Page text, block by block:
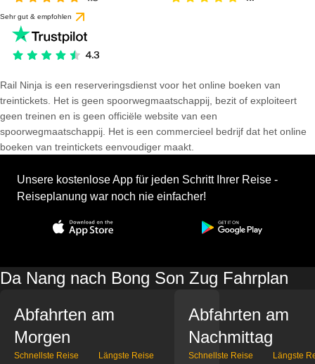
Sehr gut & empfohlen
Rail Ninja is een reserveringsdienst voor het online boeken van
treintickets. Het is geen spoorwegmaatschappij, bezit of exploiteert
geen treinen en is geen officiële website van een
spoorwegmaatschappij. Het is een commercieel bedrijf dat het online
boeken van treintickets eenvoudiger maakt.
Unsere kostenlose App für jeden Schritt Ihrer Reise -
Reiseplanung war noch nie einfacher!
Da Nang nach Bong Son Zug Fahrplan
Abfahrten am
Morgen
Schnellste Reise Längste Reise
Abfahrten am
Nachmittag
Schnellste Reise Längste